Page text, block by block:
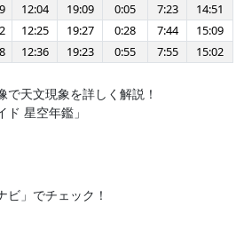
12:04 19:09 0:05 7:23
14:51
12:25 19:27 0:28 7:44
15:09
12:36 19:23 0:55 7:55 15:02
で天文現象を詳しく解説！
ド 星空年鑑」
ビ」でチェック！